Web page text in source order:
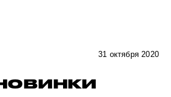
31 октября 2020